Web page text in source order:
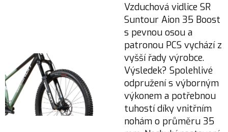
Vzduchová vidlice SR
Suntour Aion 35 Boost
s pevnou osou a
patronou PCS vychází z
vyšší řady výrobce.
Výsledek? Spolehlivé
odpružení s výborným
výkonem a potřebnou
tuhostí díky vnitřním
nohám o průměru 35